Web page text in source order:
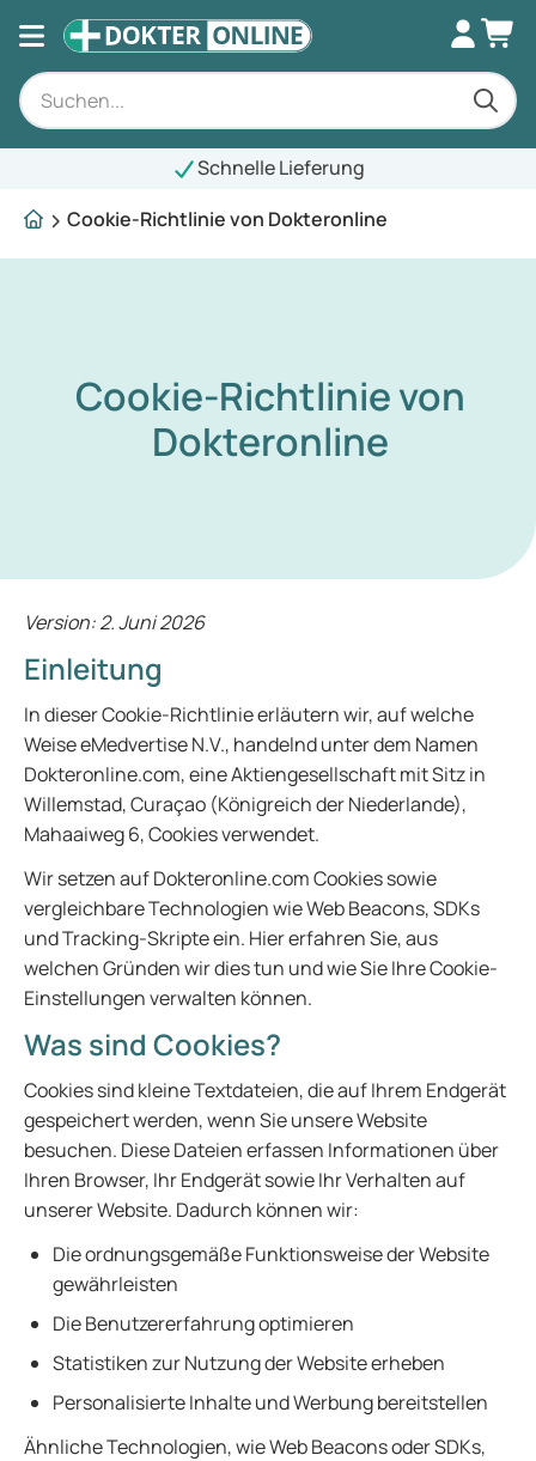
Schnelle Lieferung
Cookie-Richtlinie von Dokteronline
Cookie-Richtlinie von
Dokteronline
Version: 2. Juni 2026
Einleitung
In dieser Cookie-Richtlinie erläutern wir, auf welche
Weise eMedvertise N.V., handelnd unter dem Namen
Dokteronline.com, eine Aktiengesellschaft mit Sitz in
Willemstad, Curaçao (Königreich der Niederlande),
Mahaaiweg 6, Cookies verwendet.
Wir setzen auf Dokteronline.com Cookies sowie
vergleichbare Technologien wie Web Beacons, SDKs
und Tracking-Skripte ein. Hier erfahren Sie, aus
welchen Gründen wir dies tun und wie Sie Ihre Cookie-
Einstellungen verwalten können.
Was sind Cookies?
Cookies sind kleine Textdateien, die auf Ihrem Endgerät
gespeichert werden, wenn Sie unsere Website
besuchen. Diese Dateien erfassen Informationen über
Ihren Browser, Ihr Endgerät sowie Ihr Verhalten auf
unserer Website. Dadurch können wir:
Die ordnungsgemäße Funktionsweise der Website
gewährleisten
Die Benutzererfahrung optimieren
Statistiken zur Nutzung der Website erheben
Personalisierte Inhalte und Werbung bereitstellen
Ähnliche Technologien, wie Web Beacons oder SDKs,